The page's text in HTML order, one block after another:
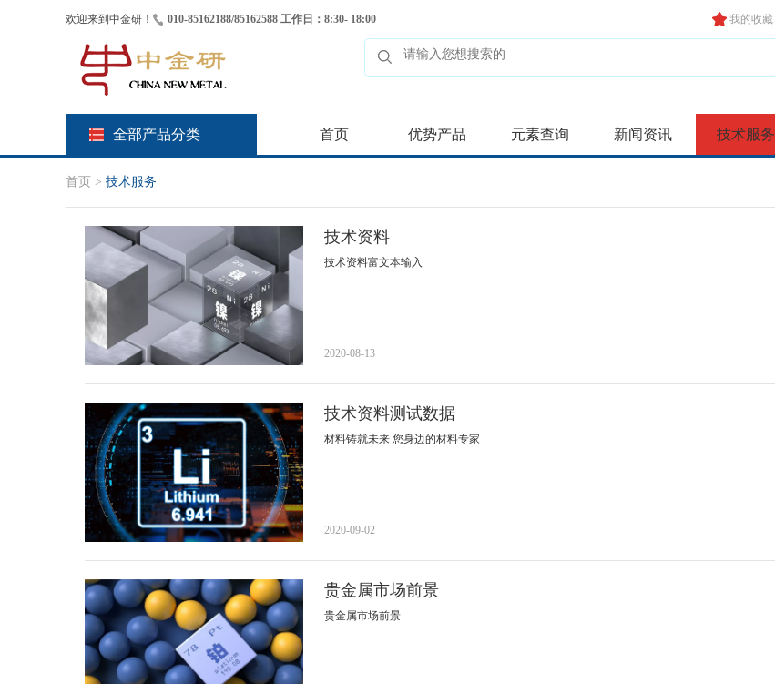
欢迎来到中金研！ 010-85162188/85162588 工作日：8:30- 18:00 我的收藏
全部产品分类 首页 优势产品 元素查询 新闻资讯 技术服务
首页 > 技术服务
技术资料
技术资料富文本输入
2020-08-13
技术资料测试数据
材料铸就未来 您身边的材料专家
2020-09-02
贵金属市场前景
贵金属市场前景